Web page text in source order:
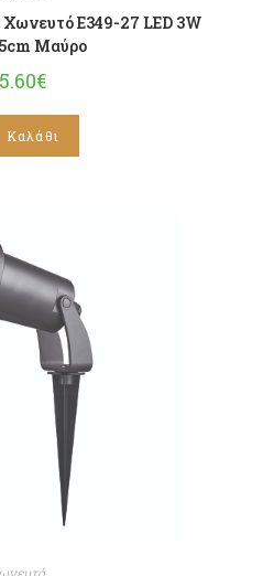
E349-27 LED 3W
Μαύρο
€
Καλάθι